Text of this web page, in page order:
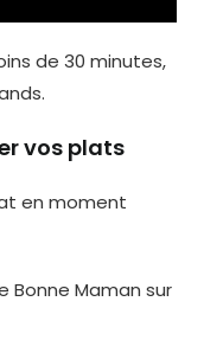
de 30 minutes,
vos plats
en moment
Bonne Maman sur